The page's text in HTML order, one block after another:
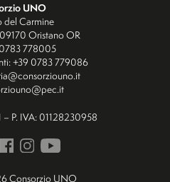
UNO
del Carmine
Oristano OR
778005
+39 0783 779086
P. IVA: 01128230958
Consorzio UNO